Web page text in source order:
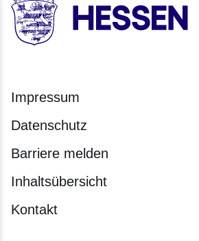
HESSEN - Hessische Landesregierung
Impressum
Datenschutz
Barriere melden
Inhaltsübersicht
Kontakt